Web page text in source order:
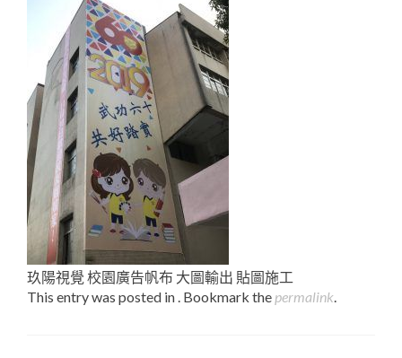
玖陽視覺 校園廣告帆布 大圖輸出 貼圖施工
This entry was posted in . Bookmark the permalink.